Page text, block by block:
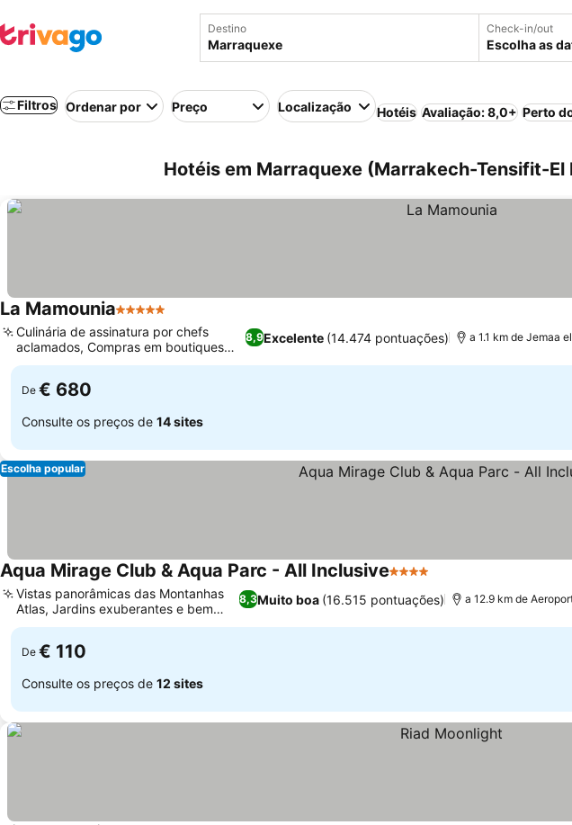
Destino Check-in/out
Escolha as
Filtros Ordenar por Preço Localização Hotéis Avaliação: 8,0+ Perto
Hotéis em Marraquexe (Marrakech-Tensifit-El
La Mamounia5 Estrelas
8,9Excelente (14.474 pontuações)
Culinária de assinatura por chefs
aclamados, Compras em boutiques
selecionadas
a 1.1 km de Jemaa
De € 680
Consulte os preços de 14 sites
Escolha popular
Aqua Mirage Club & Aqua Parc - All Inclusive4 Estrelas
8,3Muito boa (16.515 pontuações)
Vistas panorâmicas das Montanhas
Atlas, Jardins exuberantes e bem
cuidados
a 12.9 km de
De € 110
Consulte os preços de 12 sites